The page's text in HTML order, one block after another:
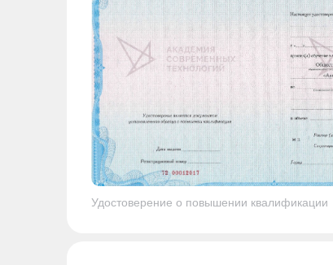
Удостоверение о повышении квалификации